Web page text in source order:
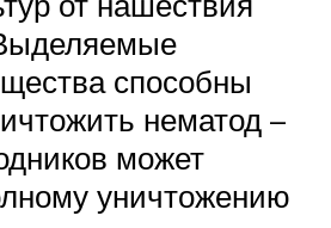
способны
нематод –
может
уничтожению